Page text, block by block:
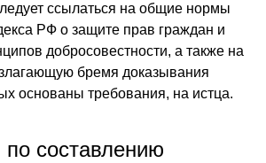
ссылаться на общие нормы
РФ о защите прав граждан и
добросовестности, а также на
бремя доказывания
основаны требования, на истца.
по составлению